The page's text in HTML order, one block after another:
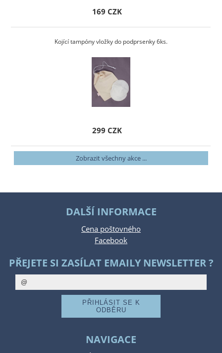
169 CZK
Kojící tampóny vložky do podprsenky 6ks.
299 CZK
Zobrazit všechny akce ...
DALŠÍ INFORMACE
Cena poštovného
Facebook
PŘEJETE SI ZASÍLAT EMAILY NEWSLETTER ?
NAVIGACE